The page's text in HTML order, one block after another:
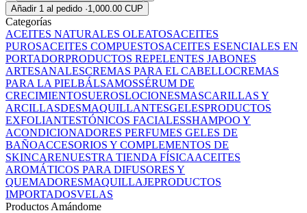
Añadir 1 al pedido ·1,000.00 CUP
Categorías
ACEITES NATURALES OLEATOSACEITES
PUROSACEITES COMPUESTOSACEITES ESENCIALES EN
PORTADORPRODUCTOS REPELENTES JABONES
ARTESANALESCREMAS PARA EL CABELLOCREMAS
PARA LA PIELBÁLSAMOSSÉRUM DE
CRECIMIENTOSUEROSLOCIONESMASCARILLAS Y
ARCILLASDESMAQUILLANTESGELESPRODUCTOS
EXFOLIANTESTÓNICOS FACIALESSHAMPOO Y
ACONDICIONADORES PERFUMES GELES DE
BAÑOACCESORIOS Y COMPLEMENTOS DE
SKINCARENUESTRA TIENDA FÍSICAACEITES
AROMÁTICOS PARA DIFUSORES Y
QUEMADORESMAQUILLAJEPRODUCTOS
IMPORTADOSVELAS
Productos Amándome